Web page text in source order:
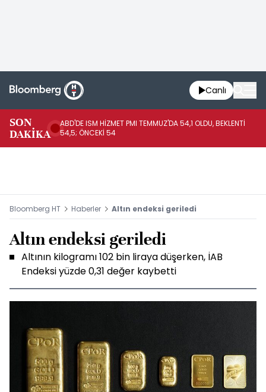
Canlı
SON
DAKİKA
ABD'DE ISM HİZMET PMI TEMMUZ'DA 54,1 OLDU, BEKLENTİ
54,5; ÖNCEKİ 54
Bloomberg HT Haberler Altın endeksi geriledi
Altın endeksi geriledi
Altının kilogramı 102 bin liraya düşerken, İAB
Endeksi yüzde 0,31 değer kaybetti